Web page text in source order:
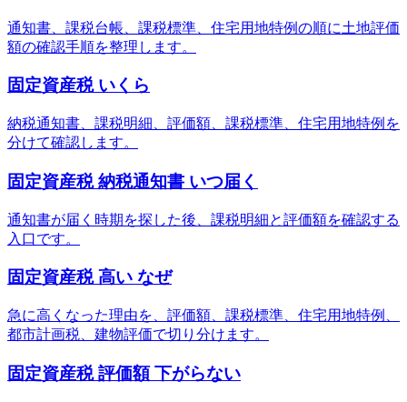
通知書、課税台帳、課税標準、住宅用地特例の順に土地評価
額の確認手順を整理します。
固定資産税 いくら
納税通知書、課税明細、評価額、課税標準、住宅用地特例を
分けて確認します。
固定資産税 納税通知書 いつ届く
通知書が届く時期を探した後、課税明細と評価額を確認する
入口です。
固定資産税 高い なぜ
急に高くなった理由を、評価額、課税標準、住宅用地特例、
都市計画税、建物評価で切り分けます。
固定資産税 評価額 下がらない